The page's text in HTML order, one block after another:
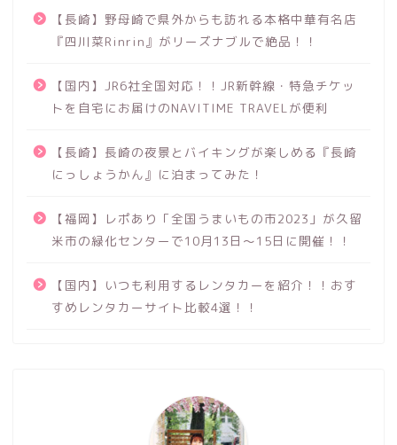
【長崎】野母崎で県外からも訪れる本格中華有名店
『四川菜Rinrin』がリーズナブルで絶品！！
【国内】JR6社全国対応！！JR新幹線・特急チケッ
トを自宅にお届けのNAVITIME TRAVELが便利
【長崎】長崎の夜景とバイキングが楽しめる『長崎
にっしょうかん』に泊まってみた！
【福岡】レポあり「全国うまいもの市2023」が久留
米市の緑化センターで10月13日～15日に開催！！
【国内】いつも利用するレンタカーを紹介！！おす
すめレンタカーサイト比較4選！！